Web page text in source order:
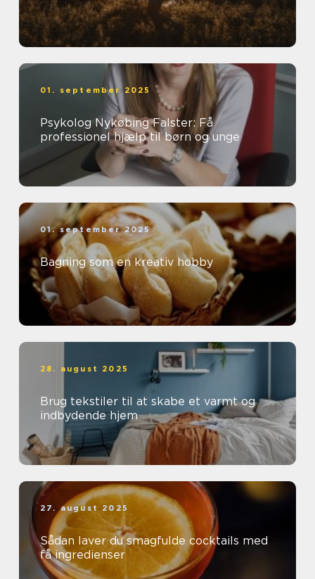
01. september 2025
Psykolog Nykøbing Falster: Få
professionel hjælp til børn og unge
01. september 2025
Bagning som en kreativ hobby
28. august 2025
Brug tekstiler til at skabe et varmt og
indbydende hjem
27. august 2025
Sådan laver du smagfulde cocktails med
få ingredienser